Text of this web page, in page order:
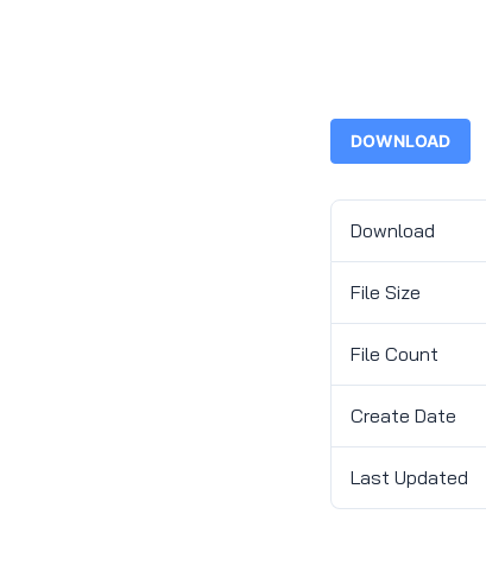
DOWNLOAD
Download
File Size
File Count
Create Date
Last Updated